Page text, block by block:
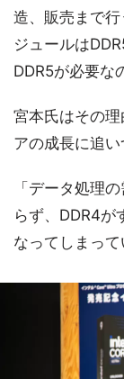
造、販売まで
ジュールは
DDR5が必要な
宮本氏はその
アの成長に追い
「データ処理
らず、DDR4が
なってしまって